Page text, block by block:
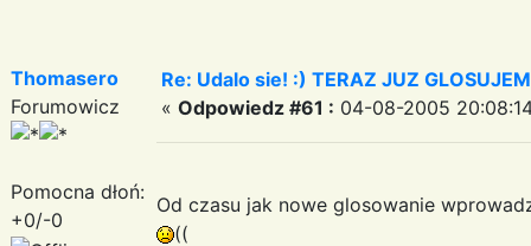
Thomasero
Forumowicz
Pomocna dłoń:
+0/-0
Re: Udalo sie! :) TERAZ JUZ
« Odpowiedz #61 : 04-08-2005
Od czasu jak nowe glosowanie
((